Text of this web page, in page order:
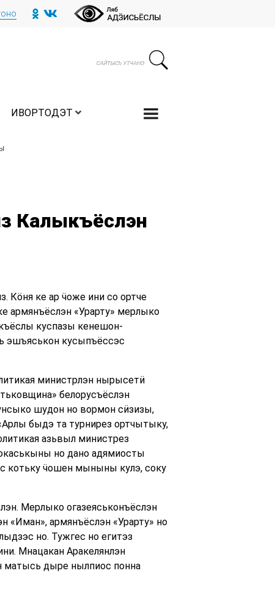
ИВОРТОДЭТ
Калыкъёслэн
Кӧня ке ар ӵоже ини со ортче
армянъёслэн «Урарту» мерлыко
куспазы кенешон-
эшъяськон кусыпъёссэс
министрлэн нырысетӥ
белорусъёслэн
шудон но вормон сӥзизы,
быдэ та турнирез ортчытыку,
азьвыл министрез
но дано адямиосты
котьку ӵошен мыныны кулэ, соку
Мерлыко огазеяськонъёслэн
«Иман», армянъёслэн «Урарту» но
но. Тужгес но егитэз
Мнацакан Аракелянлэн
матысь дыре нылпиос понна